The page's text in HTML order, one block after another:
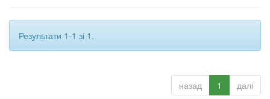
Результати 1-1 зі 1.
назад 1 далі